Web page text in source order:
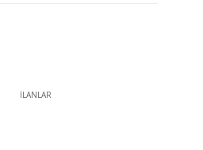
İLANLAR